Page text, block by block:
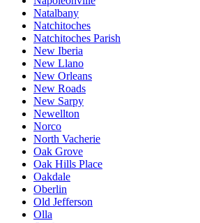
Natalbany
Natchitoches
Natchitoches Parish
New Iberia
New Llano
New Orleans
New Roads
New Sarpy
Newellton
Norco
North Vacherie
Oak Grove
Oak Hills Place
Oakdale
Oberlin
Old Jefferson
Olla